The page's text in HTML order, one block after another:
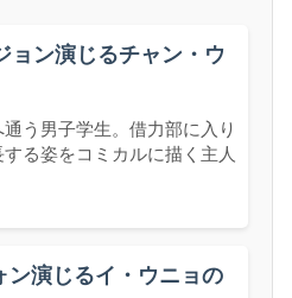
ョン演じるチャン・ウ
う男子学生。借力部に入り
る姿をコミカルに描く主人
ン演じるイ・ウニョの